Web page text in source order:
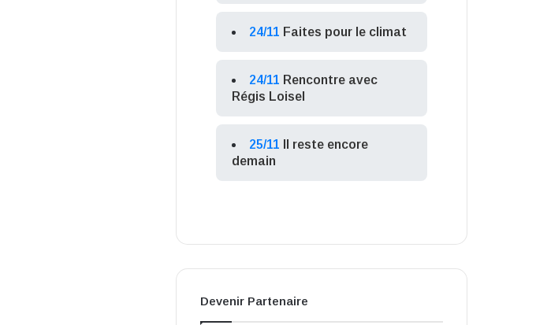
24/11 Faites pour le climat
24/11 Rencontre avec
Régis Loisel
25/11
Il reste encore
demain
Devenir Partenaire